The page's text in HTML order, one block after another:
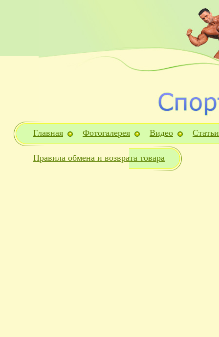
Главная Фотогалерея Видео Статьи
Правила обмена и возврата товара